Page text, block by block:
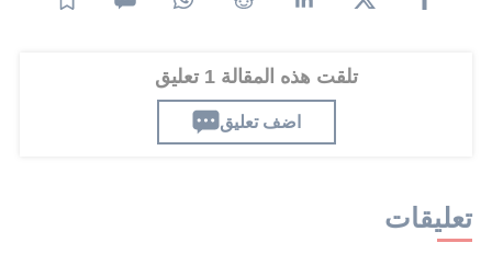
تلقت هذه المقالة 1 تعليق
اضف تعليق
تعليقات